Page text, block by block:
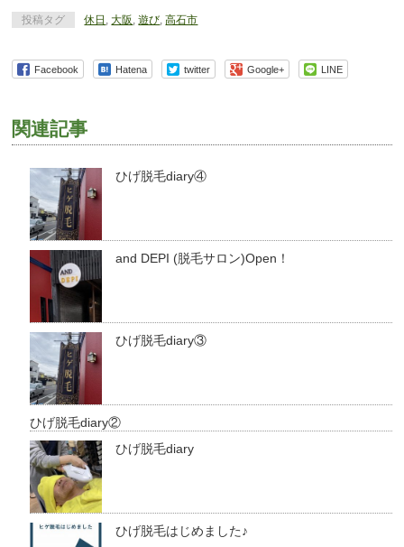
投稿タグ 休日 ,大阪 ,遊び,高石市
Facebook Hatena twitter Google+ LINE
関連記事
ひげ脱毛diary④
and DEPI (脱毛サロン)Open！
ひげ脱毛diary③
ひげ脱毛diary②
ひげ脱毛diary
ひげ脱毛はじめました♪